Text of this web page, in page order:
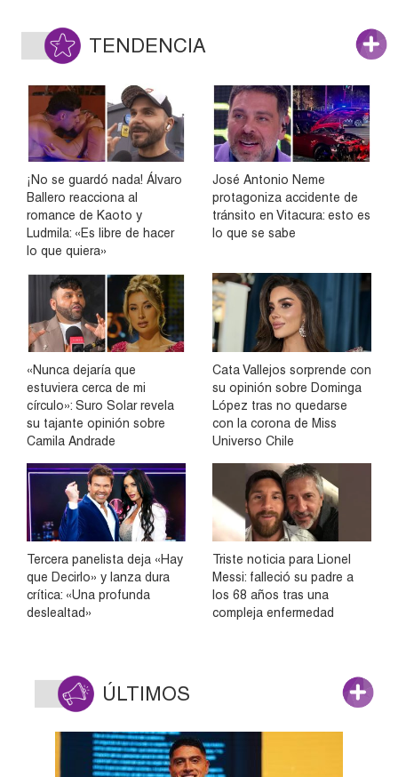
TENDENCIA
¡No se guardó nada! Álvaro
Ballero reacciona al
romance de Kaoto y
Ludmila: «Es libre de hacer
lo que quiera»
José Antonio Neme
protagoniza accidente de
tránsito en Vitacura: esto es
lo que se sabe
«Nunca dejaría que
estuviera cerca de mi
círculo»: Suro Solar revela
su tajante opinión sobre
Camila Andrade
Cata Vallejos sorprende con
su opinión sobre Dominga
López tras no quedarse
con la corona de Miss
Universo Chile
Tercera panelista deja «Hay
que Decirlo» y lanza dura
crítica: «Una profunda
deslealtad»
Triste noticia para Lionel
Messi: falleció su padre a
los 68 años tras una
compleja enfermedad
ÚLTIMOS